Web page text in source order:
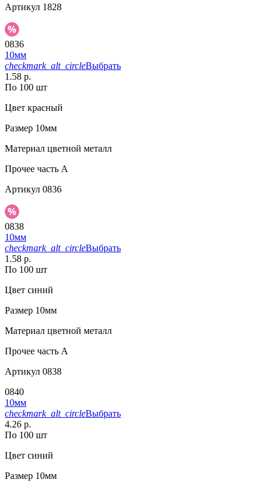
Артикул 1828
0836
10мм
checkmark_alt_circleВыбрать
1.58 р.
По 100 шт
Цвет красный
Размер 10мм
Материал цветной металл
Прочее часть A
Артикул 0836
0838
10мм
checkmark_alt_circleВыбрать
1.58 р.
По 100 шт
Цвет синий
Размер 10мм
Материал цветной металл
Прочее часть A
Артикул 0838
0840
10мм
checkmark_alt_circleВыбрать
4.26 р.
По 100 шт
Цвет синий
Размер 10мм